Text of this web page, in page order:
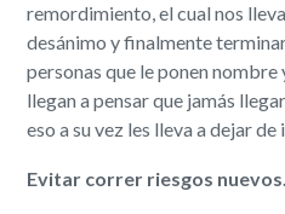
remordimiento, el cual nos
desánimo y finalmente
personas que le ponen
llegan a pensar que jamás
eso a su vez les lleva a dejar de
Evitar correr riesgos nuevos.